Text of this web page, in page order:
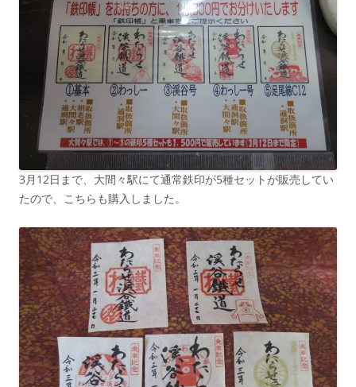
3月12日まで、大間々駅にて通常鉄印が5種セットが販売してい
たので、こちらも購入しました。